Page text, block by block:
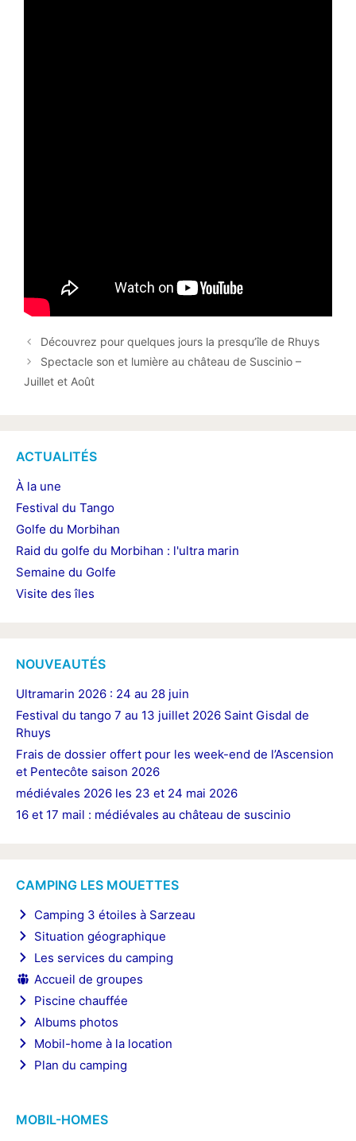
Découvrez pour quelques jours la presqu’île de Rhuys
Spectacle son et lumière au château de Suscinio –
Juillet et Août
ACTUALITÉS
À la une
Festival du Tango
Golfe du Morbihan
Raid du golfe du Morbihan : l'ultra marin
Semaine du Golfe
Visite des îles
NOUVEAUTÉS
Ultramarin 2026 : 24 au 28 juin
Festival du tango 7 au 13 juillet 2026 Saint Gisdal de
Rhuys
Frais de dossier offert pour les week-end de l’Ascension
et Pentecôte saison 2026
médiévales 2026 les 23 et 24 mai 2026
16 et 17 mail : médiévales au château de suscinio
CAMPING LES MOUETTES
Camping 3 étoiles à Sarzeau
Situation géographique
Les services du camping
Accueil de groupes
Piscine chauffée
Albums photos
Mobil-home à la location
Plan du camping
MOBIL-HOMES